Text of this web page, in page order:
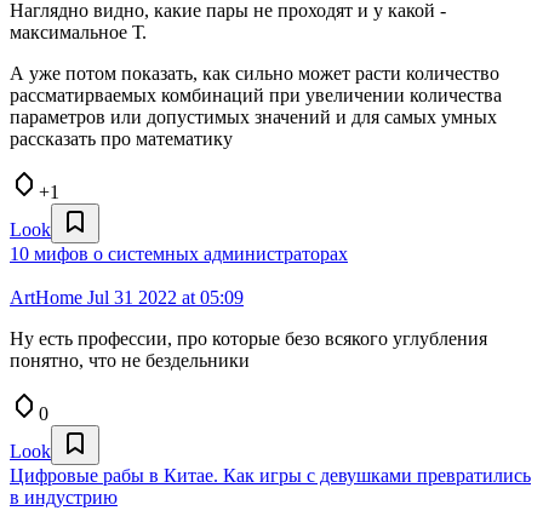
Наглядно видно, какие пары не проходят и у какой -
максимальное Т.
А уже потом показать, как сильно может расти количество
рассматирваемых комбинаций при увеличении количества
параметров или допустимых значений и для самых умных
рассказать про математику
+1
Look
10 мифов о системных администраторах
ArtHome Jul 31 2022 at 05:09
Ну есть профессии, про которые безо всякого углубления
понятно, что не бездельники
0
Look
Цифровые рабы в Китае. Как игры с девушками превратились
в индустрию